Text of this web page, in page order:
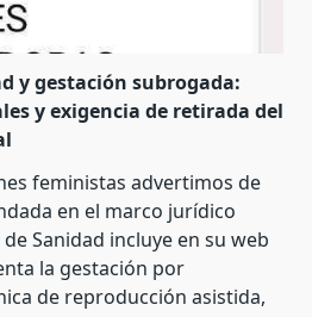
y gestación subrogada:
y exigencia de retirada del
feministas advertimos de
en el marco jurídico
Sanidad incluye en su web
la gestación por
de reproducción asistida,